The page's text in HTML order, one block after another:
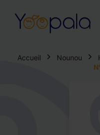
Accueil Nounou